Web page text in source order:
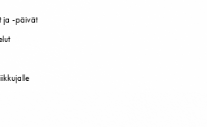
ja -päivät